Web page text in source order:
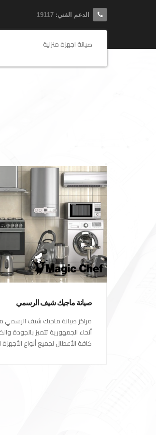
الدعم الفني: 19117
صيانة اجهزة منزلية
صيانة ماجيك شيف الرسمي
مراكز صيانة ماجيك شيف الرسمي
أنحاء الجمهورية تتميز بالجودة
كافة الأعطال لجميع أنواع الأجهزة